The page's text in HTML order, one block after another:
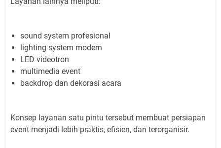
sound system profesional
lighting system modern
LED videotron
multimedia event
backdrop dan dekorasi acara
Konsep layanan satu pintu tersebut membuat persiapan
event menjadi lebih praktis, efisien, dan terorganisir.